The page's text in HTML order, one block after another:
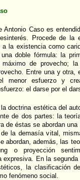
Antonio Caso es
Procede de la
la existencia como
doble fórmula: la
de provecho;
Entre una y
menor esfuerzo y
el darse por el
la doctrina estética del
de dos partes: la
de éstas se abordan
la demasía vital,
abordan, además, las
o proyección
expresiva. En la
la clasificación
fenómeno social.